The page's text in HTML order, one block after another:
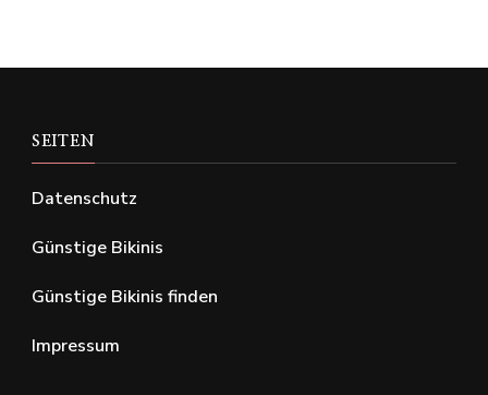
SEITEN
Datenschutz
Günstige Bikinis
Günstige Bikinis finden
Impressum